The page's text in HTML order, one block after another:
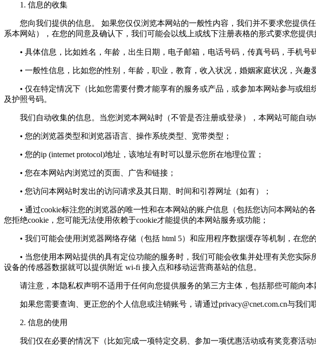
1. 信息的收集
您向我们提供的信息。 如果您仅仅浏览本网站的一般性内容，我们并不要求您提供
系本网站），在您的同意及确认下，我们可能会以线上或线下注册表格的形式要求您提供
• 具体信息，比如姓名，年龄，出生日期，电子邮箱，电话号码，传真号码，手机号
• 一般性信息，比如您的性别，年龄，职业，教育，收入状况，婚姻家庭状况，兴趣
• 仅在特定情况下（比如您需要付费才能享有的服务或产品，或参加本网站参与或组
及护照号码。
我们自动收集的信息。当您浏览本网站时（不管是否注册或登录），本网站可能自动
• 您的浏览器类型和浏览器语言、操作系统类型、宽带类型；
• 您的ip (internet protocol)地址，该地址有时可以显示您所在地理位置；
• 您在本网站内浏览过的页面、广告和链接；
• 您访问本网站时发出的访问请求及其日期、时间和引荐网址（如有）；
• 通过cookie标注您的浏览器的唯一性和在本网站的账户信息（包括您访问本网站的
您拒绝cookie，您可能无法使用依赖于cookie才能提供的本网站服务或功能；
• 我们可能会使用浏览器网络存储（包括 html 5）和应用程序数据缓存等机制，在您
• 当您使用本网站提供的具有定位功能的服务时，我们可能会收集并处理有关您实际
设备的传感器数据就可以提供附近 wi-fi 接入点和移动运营商基站的信息。
请注意，本隐私权声明不适用于任何向您提供服务的第三方主体，包括那些可能向本
如果您需要查询、更正您的个人信息或注销账号，请通过privacy@cnet.com.cn与我们
2. 信息的使用
我们仅在必要的情况下（比如完成一项特定交易、参加一项优惠活动或有奖竞赛活动